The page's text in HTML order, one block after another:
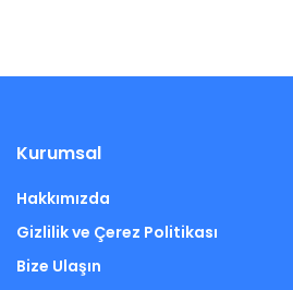
Kurumsal
Hakkımızda
Gizlilik ve Çerez Politikası
Bize Ulaşın